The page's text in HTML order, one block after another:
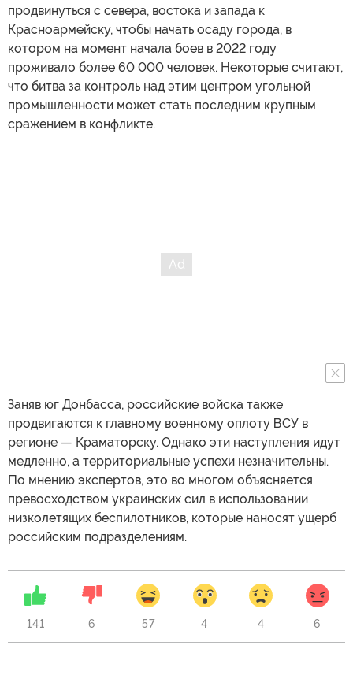
продвинуться с севера, востока и запада к
Красноармейску, чтобы начать осаду города, в
котором на момент начала боев в 2022 году
проживало более 60 000 человек. Некоторые считают,
что битва за контроль над этим центром угольной
промышленности может стать последним крупным
сражением в конфликте.
Заняв юг Донбасса, российские войска также
продвигаются к главному военному оплоту ВСУ в
регионе — Краматорску. Однако эти наступления идут
медленно, а территориальные успехи незначительны.
По мнению экспертов, это во многом объясняется
превосходством украинских сил в использовании
низколетящих беспилотников, которые наносят ущерб
российским подразделениям.
141 6 57 4 4 6